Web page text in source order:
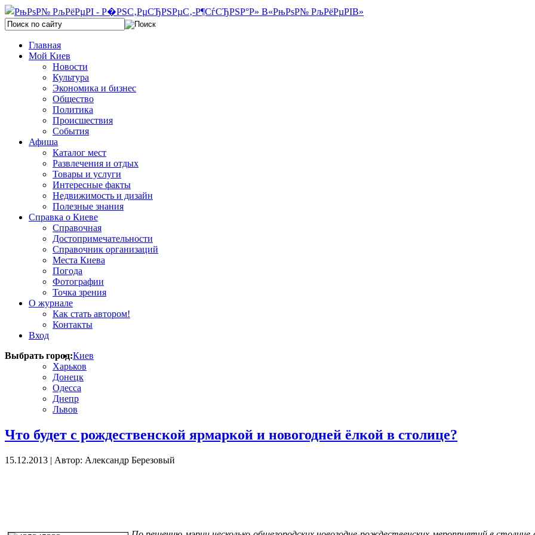
Главная
Мой Киев
Новости
Культура
Экономика и бизнес
Общество
Политика
Происшествия
События
Афиша
Каталог мест
Развлечения и отдых
Товары и услуги
Интересные факты
Недвижимость и дизайн
Полезные знания
Справка о Киеве
Справочная
Достопримечательности
Справочник организаций
Места Киева
Погода
Фотографии
Точка зрения
О журнале
Как стать автором!
Контакты
Вход
Выбрать город:Киев
Харьков
Донецк
Одесса
Днепр
Львов
Что будет с рождественской ярмаркой и новогодней ёлкой в столице?
15.12.2013 | Автор: Александр Березовый